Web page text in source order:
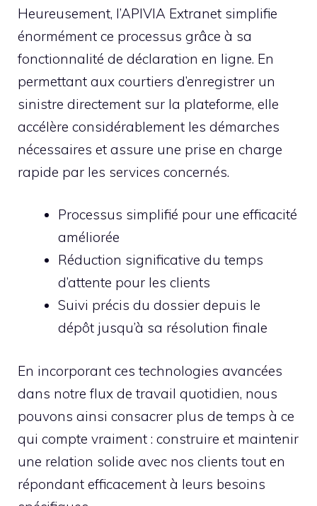
Heureusement, l’APIVIA Extranet simplifie
énormément ce processus grâce à sa
fonctionnalité de déclaration en ligne. En
permettant aux courtiers d’enregistrer un
sinistre directement sur la plateforme, elle
accélère considérablement les démarches
nécessaires et assure une prise en charge
rapide par les services concernés.
Processus simplifié pour une efficacité
améliorée
Réduction significative du temps
d’attente pour les clients
Suivi précis du dossier depuis le
dépôt jusqu’à sa résolution finale
En incorporant ces technologies avancées
dans notre flux de travail quotidien, nous
pouvons ainsi consacrer plus de temps à ce
qui compte vraiment : construire et maintenir
une relation solide avec nos clients tout en
répondant efficacement à leurs besoins